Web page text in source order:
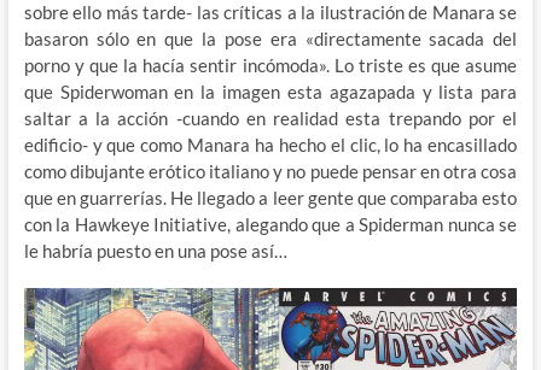
sobre ello más tarde- las críticas a la ilustración de Manara se
basaron sólo en que la pose era «directamente sacada del
porno y que la hacía sentir incómoda». Lo triste es que asume
que Spiderwoman en la imagen esta agazapada y lista para
saltar a la acción -cuando en realidad esta trepando por el
edificio- y que como Manara ha hecho el clic, lo ha encasillado
como dibujante erótico italiano y no puede pensar en otra cosa
que en guarrerías. He llegado a leer gente que comparaba esto
con la Hawkeye Initiative, alegando que a Spiderman nunca se
le habría puesto en una pose así…